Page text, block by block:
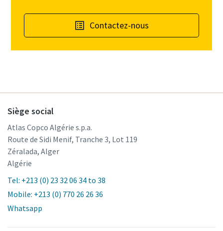
Contactez-nous
Siège social
Atlas Copco Algérie s.p.a.
Route de Sidi Menif, Tranche 3, Lot 119
Zéralada, Alger
Algérie
Tel: +213 (0) 23 32 06 34 to 38
Mobile: +213 (0) 770 26 26 36
Whatsapp